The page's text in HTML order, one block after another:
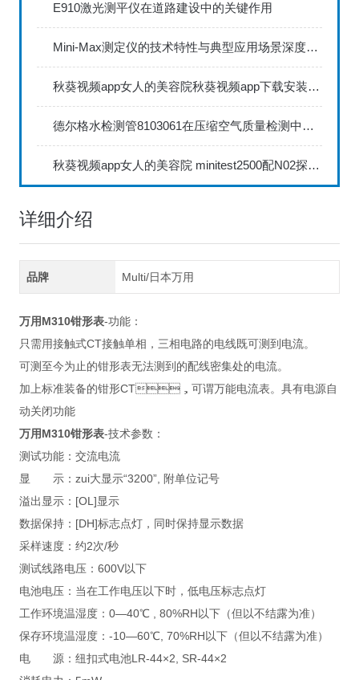
E910激光测平仪在道路建设中的关键作用
Mini-Max测定仪的技术特性与典型应用场景深度解读
秋葵视频app女人的美容院秋葵视频app下载安装735FN1.5正确的校准步骤
德尔格水检测管8103061在压缩空气质量检测中的应用
秋葵视频app女人的美容院 minitest2500配N02探头如何两点校准？
详细介绍
品牌 Multi/日本万用
万用M310钳形表-功能：
只需用接触式CT接触单相，三相电路的电线既可测到电流。
可测至今为止的钳形表无法测到的配线密集处的电流。
加上标准装备的钳形CT，可谓万能电流表。具有电源自
动关闭功能
万用M310钳形表-技术参数：
测试功能：交流电流
显 示：zui大显示“3200”, 附单位记号
溢出显示：[OL]显示
数据保持：[DH]标志点灯，同时保持显示数据
采样速度：约2次/秒
测试线路电压：600V以下
电池电压：当在工作电压以下时，低电压标志点灯
工作环境温湿度：0—40℃ , 80%RH以下（但以不结露为准）
保存环境温湿度：-10—60℃, 70%RH以下（但以不结露为准）
电 源：纽扣式电池LR-44×2, SR-44×2